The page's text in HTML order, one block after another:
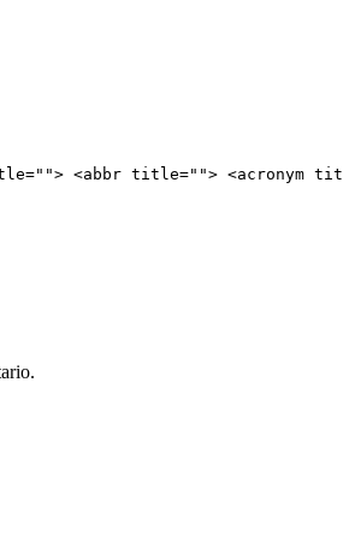
<abbr title=""> <acronym